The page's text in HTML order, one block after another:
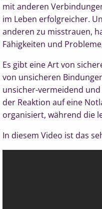
mit anderen
im Leben erfolgreicher.
anderen zu misstrauen,
Fähigkeiten und
Es gibt eine Art von
von unsicheren
unsicher-vermeidend
der Reaktion auf eine
organisiert, während die
In diesem Video ist das